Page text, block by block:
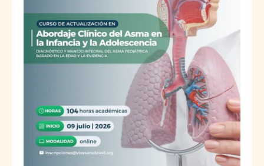
referentes zonales, comité de ética y
miembros del consejo. 📌 Condiciones: •⁠ ⁠Cada
profesional puede obtener …